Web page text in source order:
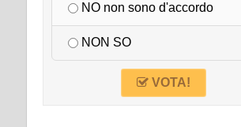
NO non sono d'accordo
NON SO
VOTA!